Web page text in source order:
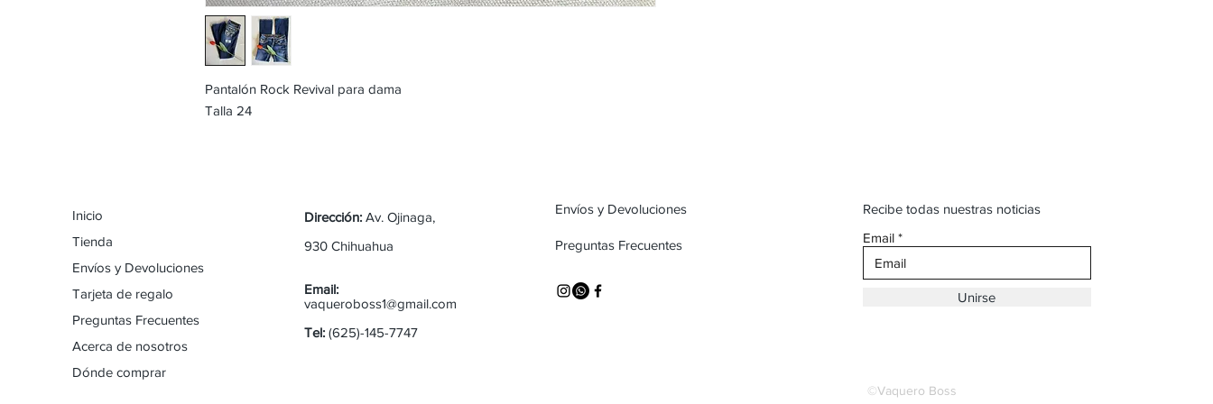
Pantalón Rock Revival para dama
Talla 24
Inicio
Tienda
Envíos y Devoluciones
Tarjeta de regalo
Preguntas Frecuentes
Acerca de nosotros
Dónde comprar
Dirección: Av. Ojinaga,
930 Chihuahua
Email:
vaqueroboss1@gmail.com
Tel: (625)-145-7747
Envíos y Devoluciones
Preguntas Frecuentes
Recibe todas nuestras noticias
Email
Unirse
©Vaquero Boss